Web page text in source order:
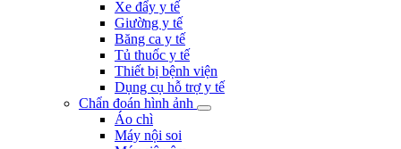
Xe đẩy y tế
Giường y tế
Băng ca y tế
Tủ thuốc y tế
Thiết bị bệnh viện
Dụng cụ hỗ trợ y tế
Chẩn đoán hình ảnh
Áo chì
Máy nội soi